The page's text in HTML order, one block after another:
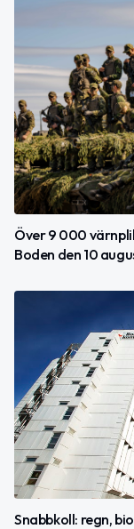
Över 9 000
Boden den 10
Snabbkoll: regn,